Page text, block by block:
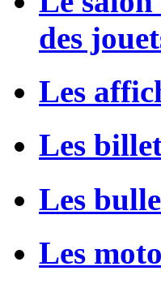
des
Les
Les
Les
Les